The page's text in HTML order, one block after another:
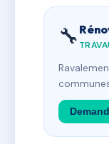
🔧